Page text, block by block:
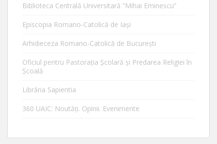
Biblioteca Centrală Universitară ”Mihai Eminescu”
Episcopia Romano-Catolică de Iaşi
Arhidieceza Romano-Catolică de Bucureşti
Oficiul pentru Pastorația Școlară și Predarea Religiei în
Școală
Librăria Sapientia
360 UAIC: Noutăţi. Opinii. Evenimente